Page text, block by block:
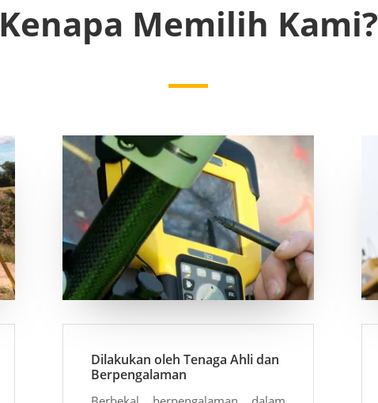
Kenapa Memilih Kami?
Dilakukan oleh Tenaga Ahli dan
Berpengalaman